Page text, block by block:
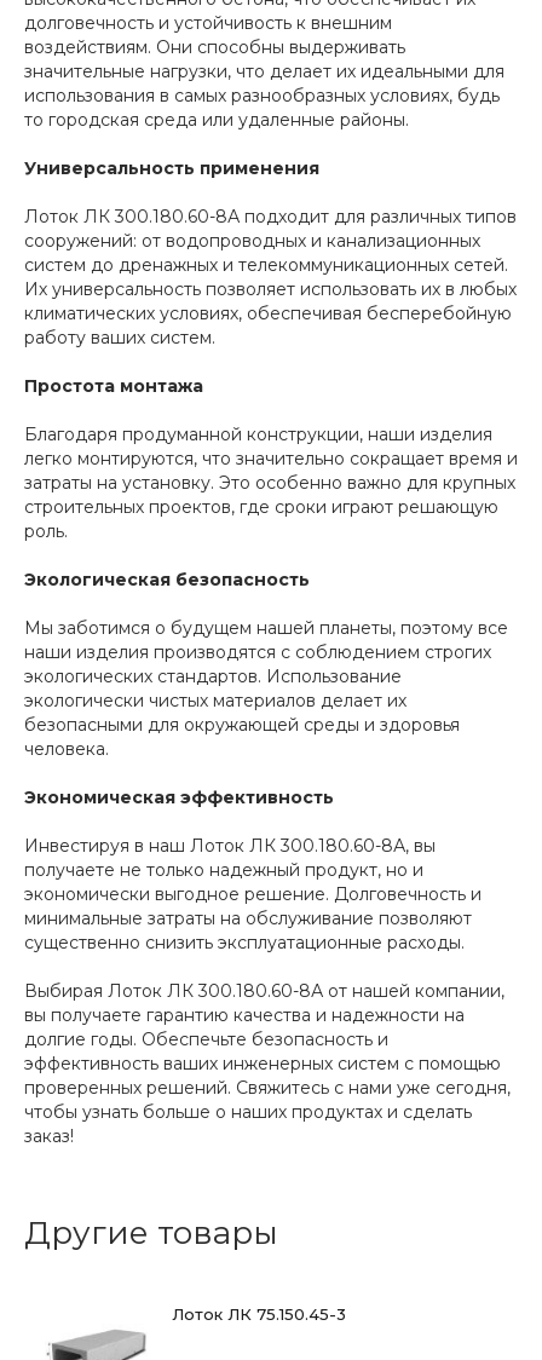
долговечность и устойчивость к внешним
воздействиям. Они способны выдерживать
значительные нагрузки, что делает их идеальными для
использования в самых разнообразных условиях, будь
то городская среда или удаленные районы.
Универсальность применения
Лоток ЛК 300.180.60-8А подходит для различных типов
сооружений: от водопроводных и канализационных
систем до дренажных и телекоммуникационных сетей.
Их универсальность позволяет использовать их в любых
климатических условиях, обеспечивая бесперебойную
работу ваших систем.
Простота монтажа
Благодаря продуманной конструкции, наши изделия
легко монтируются, что значительно сокращает время и
затраты на установку. Это особенно важно для крупных
строительных проектов, где сроки играют решающую
роль.
Экологическая безопасность
Мы заботимся о будущем нашей планеты, поэтому все
наши изделия производятся с соблюдением строгих
экологических стандартов. Использование
экологически чистых материалов делает их
безопасными для окружающей среды и здоровья
человека.
Экономическая эффективность
Инвестируя в наш Лоток ЛК 300.180.60-8А, вы
получаете не только надежный продукт, но и
экономически выгодное решение. Долговечность и
минимальные затраты на обслуживание позволяют
существенно снизить эксплуатационные расходы.
Выбирая Лоток ЛК 300.180.60-8А от нашей компании,
вы получаете гарантию качества и надежности на
долгие годы. Обеспечьте безопасность и
эффективность ваших инженерных систем с помощью
проверенных решений. Свяжитесь с нами уже сегодня,
чтобы узнать больше о наших продуктах и сделать
заказ!
Другие товары
Лоток ЛК 75.150.45-3